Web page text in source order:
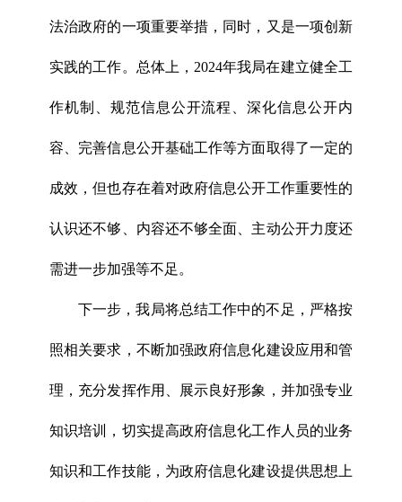
法治政府的一项重要举措，同时，又是一项创新
实践的工作。总体上，2024年我局在建立健全工
作机制、规范信息公开流程、深化信息公开内
容、完善信息公开基础工作等方面取得了一定的
成效，但也存在着对政府信息公开工作重要性的
认识还不够、内容还不够全面、主动公开力度还
需进一步加强等不足。
下一步，我局将总结工作中的不足，严格按
照相关要求，不断加强政府信息化建设应用和管
理，充分发挥作用、展示良好形象，并加强专业
知识培训，切实提高政府信息化工作人员的业务
知识和工作技能，为政府信息化建设提供思想上